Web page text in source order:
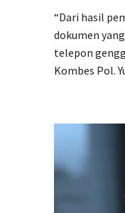
“Dari hasil
dokumen
telepon
Kombes Pol.